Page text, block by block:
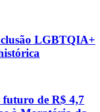
LGBTQIA+
futuro de R$ 4,7